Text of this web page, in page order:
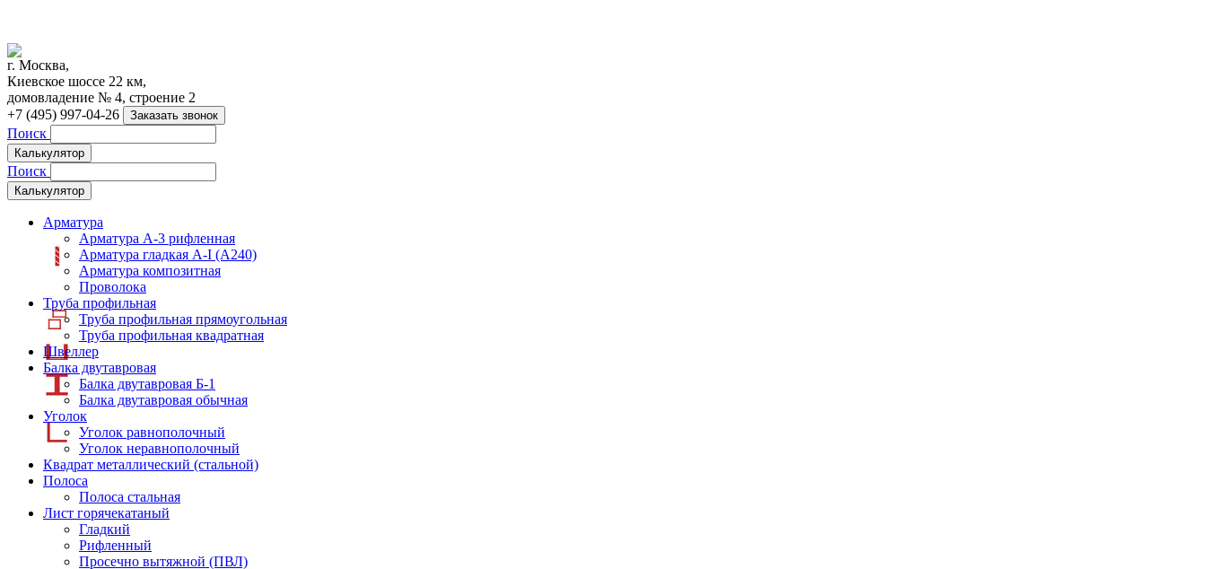
г. Москва,
Киевское шоссе 22 км,
домовладение № 4, строение 2
+7 (495) 997-04-26
Заказать звонок
Поиск
Калькулятор
Поиск
Калькулятор
Арматура
Арматура А-3 рифленная
Арматура гладкая А-I (А240)
Арматура композитная
Проволока
Труба профильная
Труба профильная прямоугольная
Труба профильная квадратная
Швеллер
Балка двутавровая
Балка двутавровая Б-1
Балка двутавровая обычная
Уголок
Уголок равнополочный
Уголок неравнополочный
Квадрат металлический (стальной)
Полоса
Полоса стальная
Лист горячекатаный
Гладкий
Рифленный
Просечно вытяжной (ПВЛ)